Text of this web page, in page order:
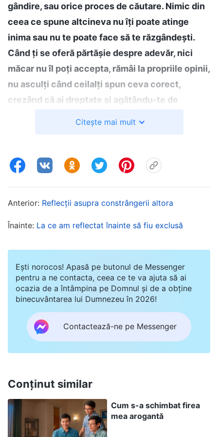
gândire, sau orice proces de căutare. Nimic din
ceea ce spune altcineva nu îți poate atinge
inima sau nu te poate face să te răzgândești.
Când ți se oferă părtășie despre adevăr, nici
măcar nu îl poți accepta, rămâi la propriile opinii,
nu asculți când ceilalți spun ceva corect,
crezând că ai dreptate și agățându-te de
că ești extrem de neprihănit de sine? Nu este
adevărul. Dacă faci ceva greșit și ceilalți te
critică, spunând: «Tu nu faci acest lucru
un motiv să îi faci să creadă că așa este corect.
Dacă îți aduc reproșuri, spunând: «Acționând în
acest fel înseamnă să te amesteci și asta va
prejudicia lucrării bisericii», nu numai că nu
asculți, dar continui să vii cu scuze: «Cred că
O natură arogantă te face îndărătnic. Dacă ai o
pripit, nepăsător față de ce spune oricine
altcineva
(Cuvântul, Vol. 3: Cuvântările lui Hristos al
Citește mai mult
Anterior: Reflecții asupra constrângerii altora
Înainte: La ce am reflectat înainte să fiu exclusă
Ești norocos! Apasă pe butonul de Messenger
pentru a ne contacta, ceea ce te va ajuta să ai
ocazia de a întâmpina pe Domnul și de a obține
binecuvântarea lui Dumnezeu în 2026!
Contactează-ne pe Messenger
Conținut similar
Cum s-a schimbat firea
mea arogantă